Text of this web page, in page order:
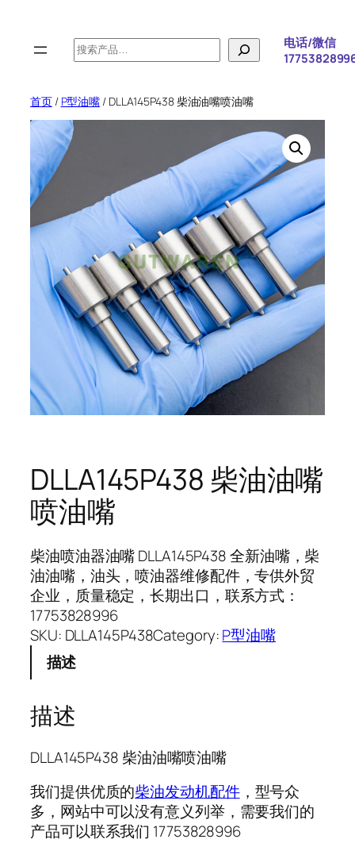
搜
索
电话/微信
首页/ P型油嘴 / DLLA145P438 柴油油嘴喷油嘴
DLLA145P438 柴油油嘴
喷油嘴
柴油喷油器油嘴 DLLA145P438 全新油嘴，柴
油油嘴，油头，喷油器维修配件，专供外贸
企业，质量稳定，长期出口，联系方式：
17753828996
SKU: DLLA145P438Category:P型油嘴
描述
描述
DLLA145P438 柴油油嘴喷油嘴
我们提供优质的柴油发动机配件，型号众
多，网站中可以没有意义列举，需要我们的
产品可以联系我们 17753828996